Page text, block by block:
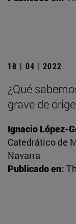
18 | 04 | 2022
¿Qué
grave de
Ignacio López-
Catedrático de
Navarra
Publicado en: